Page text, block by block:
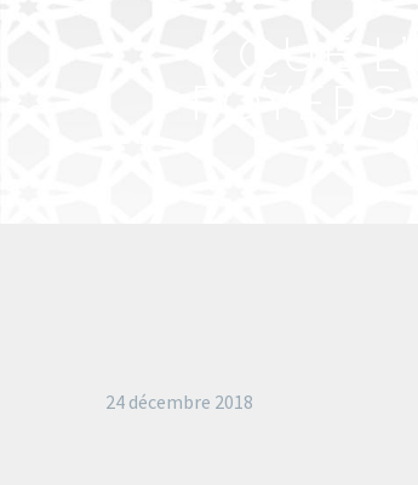
24 décembre 2018